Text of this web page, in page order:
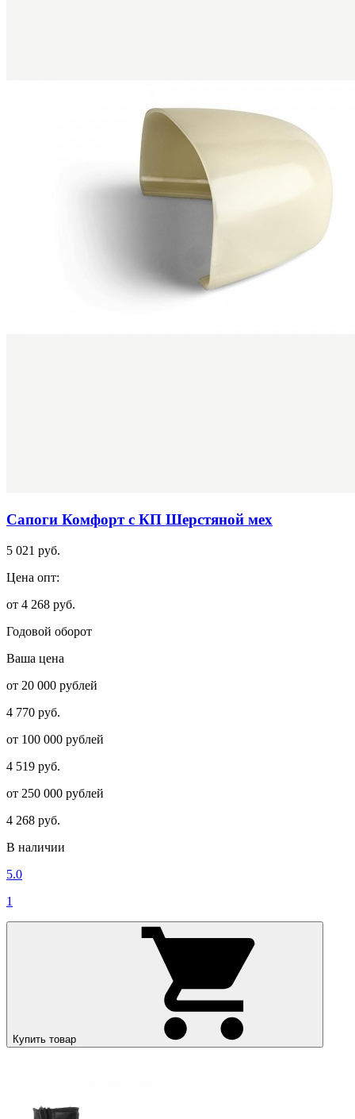
Сапоги Комфорт с КП Шерстяной мех
5 021 руб.
Цена опт:
от 4 268 руб.
Годовой оборот
Ваша цена
от 20 000 рублей
4 770 руб.
от 100 000 рублей
4 519 руб.
от 250 000 рублей
4 268 руб.
В наличии
5.0
1
Купить товар